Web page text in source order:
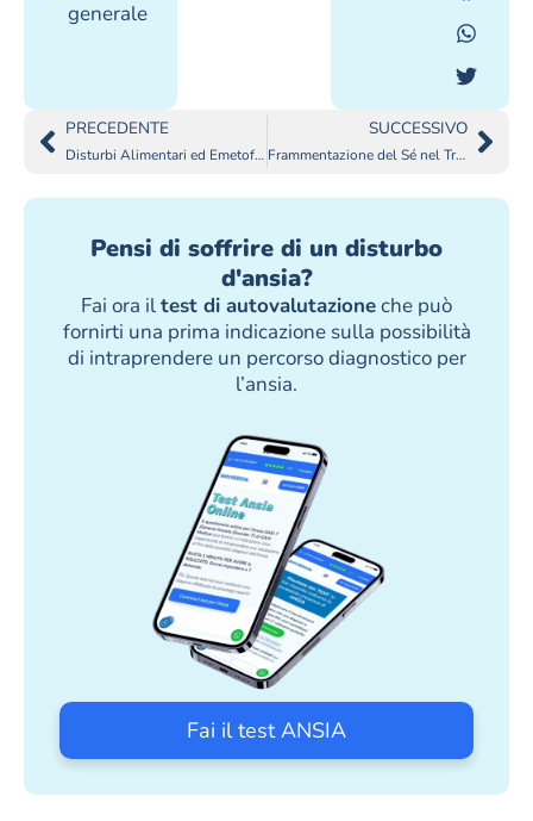
generale
PRECEDENTE
Disturbi Alimentari ed Emetofobia
SUCCESSIVO
Frammentazione del Sé nel Trauma
Pensi di soffrire di un disturbo
d'ansia?
Fai ora iltest di autovalutazioneche può
fornirti una prima indicazione sulla possibilità
di intraprendere un percorso diagnostico per
l’ansia.
Fai il test ANSIA